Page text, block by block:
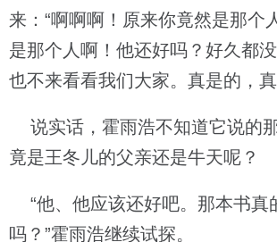
来：“啊啊啊！原来你竟然是那个
是那个人啊！他还好吗？好久都
也不来看看我们大家。真是的，
说实话，霍雨浩不知道它说的
竟是王冬儿的父亲还是牛天呢？
“他、他应该还好吧。那本书真
吗？”霍雨浩继续试探。